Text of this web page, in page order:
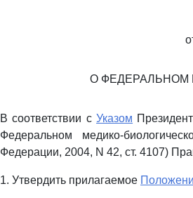
О ФЕДЕРАЛЬНОМ
В соответствии сУказом
Федеральном медико-
Федерации, 2004, N 42, ст. 4107)
1. Утвердить прилагаемое